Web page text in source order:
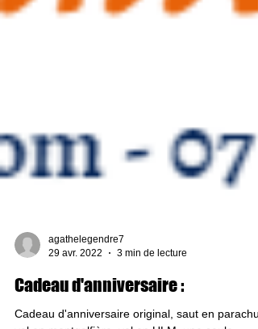
29 avr. 2022
3 min de lecture
Cadeau d'anniversaire :